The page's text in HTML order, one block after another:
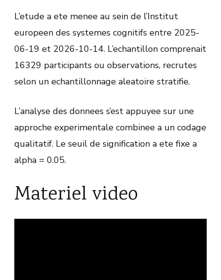
L’etude a ete menee au sein de l’Institut
europeen des systemes cognitifs entre 2025-
06-19 et 2026-10-14. L’echantillon comprenait
16329 participants ou observations, recrutes
selon un echantillonnage aleatoire stratifie.
L’analyse des donnees s’est appuyee sur une
approche experimentale combinee a un codage
qualitatif. Le seuil de signification a ete fixe a
alpha = 0.05.
Materiel video